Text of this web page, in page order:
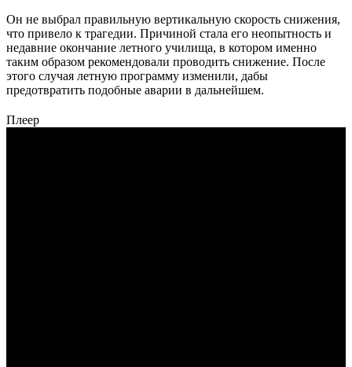
Он не выбрал правильную вертикальную скорость снижения,
что привело к трагедии. Причиной стала его неопытность и
недавние окончание летного училища, в котором именно
таким образом рекомендовали проводить снижение. После
этого случая летную программу изменили, дабы
предотвратить подобные аварии в дальнейшем.
Плеер